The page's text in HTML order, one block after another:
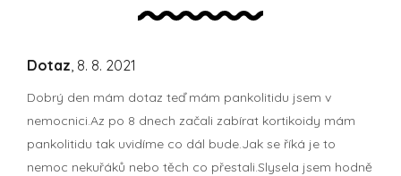
Dotaz, 8. 8. 2021
Dobrý den mám dotaz teď mám pankolitidu jsem v
nemocnici.Az po 8 dnech začali zabírat kortikoidy mám
pankolitidu tak uvidíme co dál bude.Jak se říká je to
nemoc nekuřáků nebo těch co přestali.Slysela jsem hodně